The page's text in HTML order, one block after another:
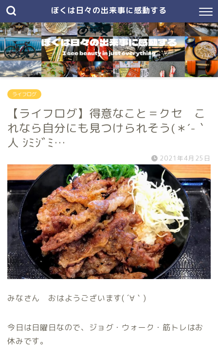
ぼくは日々の出来事に感動する
ライフログ
【ライフログ】得意なこと＝クセ こ
れなら自分にも見つけられそう(＊´-｀
人 ｼﾐｼﾞﾐ…
2021年4月25日
みなさん おはようございます( ´∀｀)
今日は日曜日なので、ジョグ・ウォーク・筋トレはお
休みです。